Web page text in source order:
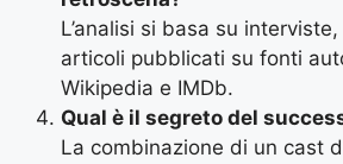
L’analisi si basa su
articoli pubblicati su fonti
Wikipedia e IMDb.
Qual è il segreto del
La combinazione di un cast